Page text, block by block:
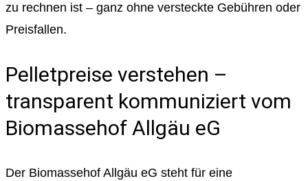
zu rechnen ist – ganz ohne versteckte Gebühren oder
Preisfallen.
Pelletpreise verstehen –
transparent kommuniziert vom
Biomassehof Allgäu eG
Der Biomassehof Allgäu eG steht für eine